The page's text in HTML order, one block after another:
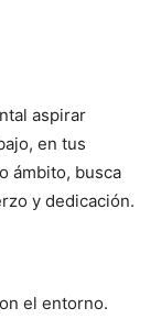
aspirar
en tus
ámbito, busca
y dedicación.
el entorno.